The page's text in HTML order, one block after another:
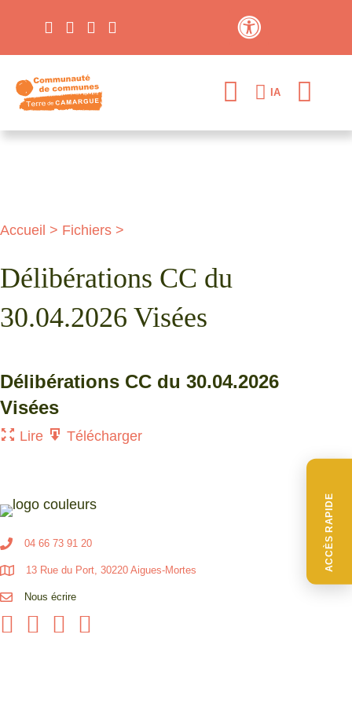
ACCÈS RAPIDE
IA
Accueil > Fichiers >
Délibérations CC du
30.04.2026 Visées
Délibérations CC du 30.04.2026
Visées
Lire Télécharger
04 66 73 91 20
13 Rue du Port, 30220 Aigues-Mortes
Nous écrire